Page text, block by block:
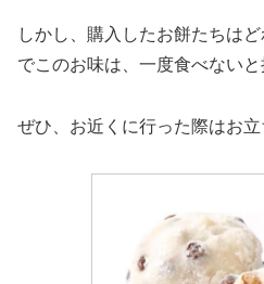
しかし、購入したお餅たちは
でこのお味は、一度食べないと
ぜひ、お近くに行った際はお立